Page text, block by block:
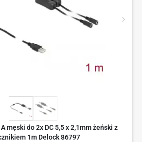
męski do 2x DC 5,5 x 2,1mm żeński z
1m Delock 86797